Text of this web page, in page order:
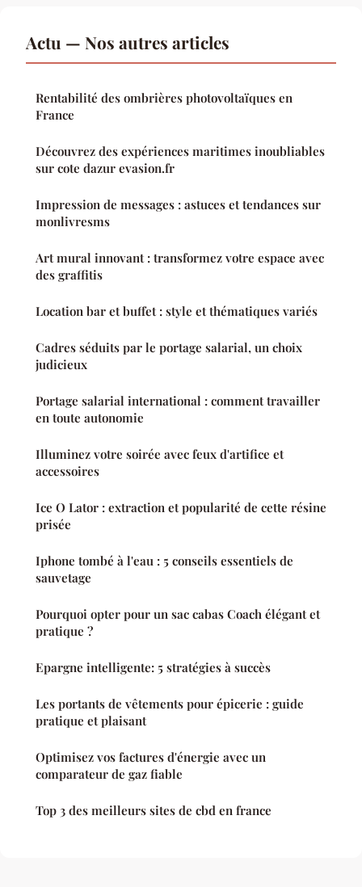
Actu — Nos autres articles
Rentabilité des ombrières photovoltaïques en
France
Découvrez des expériences maritimes inoubliables
sur cote dazur evasion.fr
Impression de messages : astuces et tendances sur
monlivresms
Art mural innovant : transformez votre espace avec
des graffitis
Location bar et buffet : style et thématiques variés
Cadres séduits par le portage salarial, un choix
judicieux
Portage salarial international : comment travailler
en toute autonomie
Illuminez votre soirée avec feux d'artifice et
accessoires
Ice O Lator : extraction et popularité de cette résine
prisée
Iphone tombé à l'eau : 5 conseils essentiels de
sauvetage
Pourquoi opter pour un sac cabas Coach élégant et
pratique ?
Epargne intelligente: 5 stratégies à succès
Les portants de vêtements pour épicerie : guide
pratique et plaisant
Optimisez vos factures d'énergie avec un
comparateur de gaz fiable
Top 3 des meilleurs sites de cbd en france